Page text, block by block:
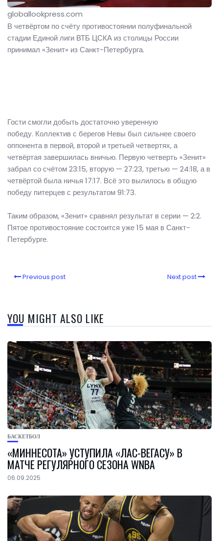
globallookpress.com
В четвёртом по счёту противостоянии полуфинальной
стадии Единой лиги ВТБ ЦСКА из столицы России
принимал «Зенит» из Санкт-Петербурга.
Гости смогли добыть достаточно уверенную
победу. Коллектив с берегов Невы был сильнее своего
оппонента в первой, второй и третьей четвертях, а
четвёртая завершилась вничью. Первую четверть «Зенит»
забрал со счётом 23:15, вторую — 27:23, третью — 24:18, а в
четвёртой была ничья 17:17. Всё это вылилось в общую
победу питерцев с результатом 91:73.
Таким образом, «Зенит» сравнял результат в серии — 2:2.
Пятое противостояние состоится уже 15 мая в Санкт-
Петербурге.
Previous post Next post
YOU MIGHT ALSO LIKE
БАСКЕТБОЛ
«МИННЕСОТА» УСТУПИЛА «ЛАС-ВЕГАСУ» В
МАТЧЕ РЕГУЛЯРНОГО СЕЗОНА WNBA
06.09.2025